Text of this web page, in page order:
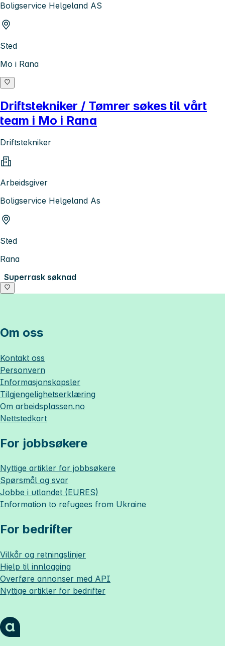
Boligservice Helgeland AS
Sted
Mo i Rana
Driftstekniker / Tømrer søkes til vårt
team i Mo i Rana
Driftstekniker
Arbeidsgiver
Boligservice Helgeland As
Sted
Rana
Superrask søknad
Om oss
Kontakt oss
Personvern
Informasjonskapsler
Tilgjengelighetserklæring
Om arbeidsplassen.no
Nettstedkart
For jobbsøkere
Nyttige artikler for jobbsøkere
Spørsmål og svar
Jobbe i utlandet (EURES)
Information to refugees from Ukraine
For bedrifter
Vilkår og retningslinjer
Hjelp til innlogging
Overføre annonser med API
Nyttige artikler for bedrifter